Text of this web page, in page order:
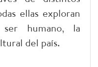
ellas exploran
humano, la
del país.